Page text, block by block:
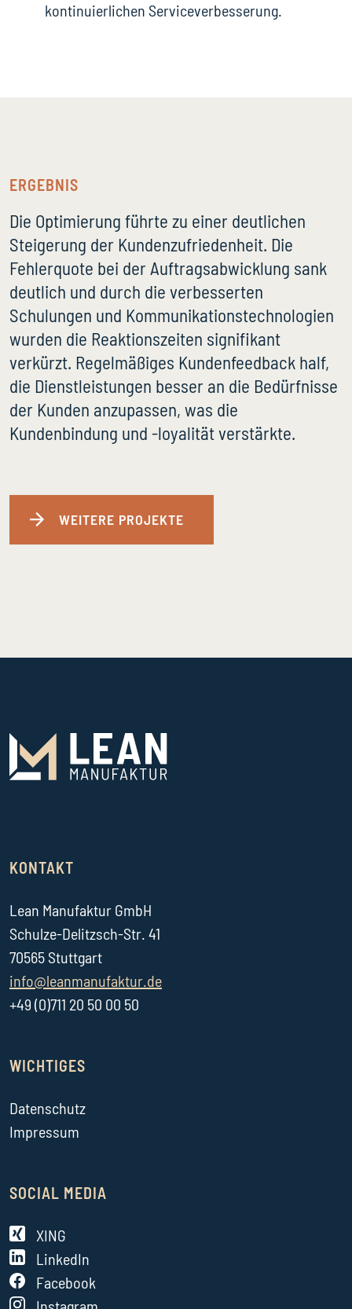
kontinuierlichen Serviceverbesserung.
ERGEBNIS
Die Optimierung führte zu einer deutlichen
Steigerung der Kundenzufriedenheit. Die
Fehlerquote bei der Auftragsabwicklung sank
deutlich und durch die verbesserten
Schulungen und Kommunikationstechnologien
wurden die Reaktionszeiten signifikant
verkürzt. Regelmäßiges Kundenfeedback half,
die Dienstleistungen besser an die Bedürfnisse
der Kunden anzupassen, was die
Kundenbindung und -loyalität verstärkte.
WEITERE PROJEKTE
KONTAKT
Lean Manufaktur GmbH
Schulze-Delitzsch-Str. 41
70565 Stuttgart
info@leanmanufaktur.de
+49 (0)711 20 50 00 50
WICHTIGES
Datenschutz
Impressum
SOCIAL MEDIA
XING
LinkedIn
Facebook